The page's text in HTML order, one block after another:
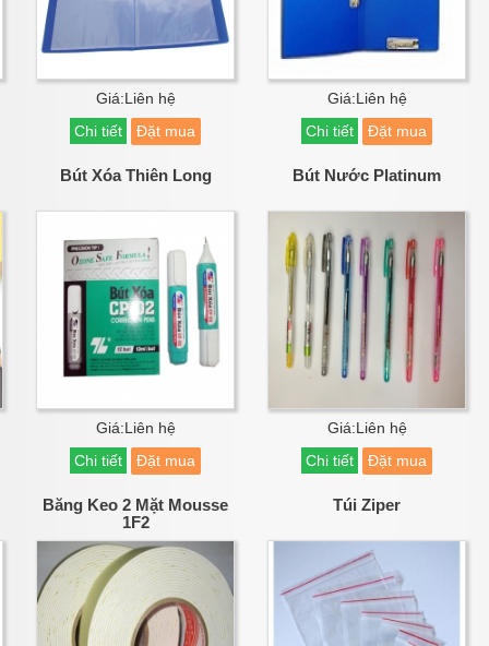
Giá:Liên hệ
Chi tiết
Đặt mua
Giá:Liên hệ
Chi tiết
Đặt mua
Bút Xóa Thiên Long
Giá:Liên hệ
Chi tiết
Đặt mua
Bút Nước Platinum
Giá:Liên hệ
Chi tiết
Đặt mua
Băng Keo 2 Mặt Mousse
1F2
Túi Ziper